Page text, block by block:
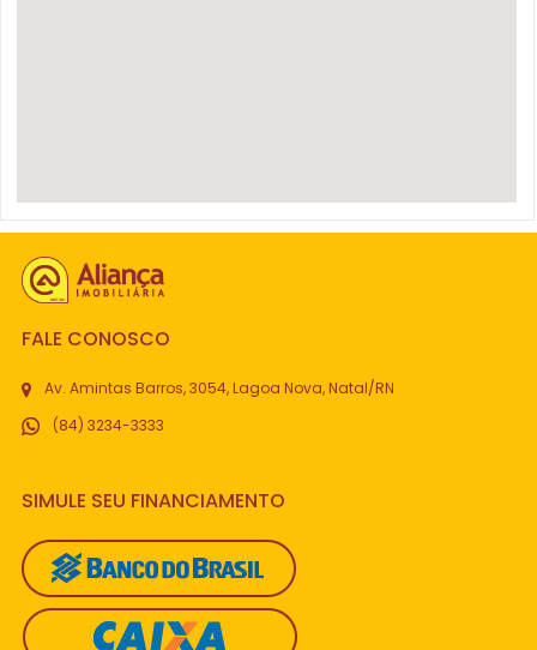
FALE CONOSCO
Av. Amintas Barros, 3054, Lagoa Nova, Natal/RN
(84) 3234-3333
SIMULE SEU FINANCIAMENTO